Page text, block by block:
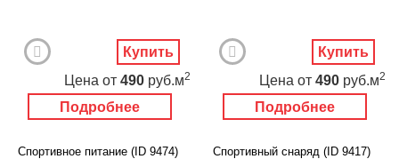
Подробнее
Цена от 490 руб.м2
Купить
Подробнее
Цена от 490 руб.м2
Купить
Спортивное питание (ID 9474) Спортивный снаряд (ID 9417)